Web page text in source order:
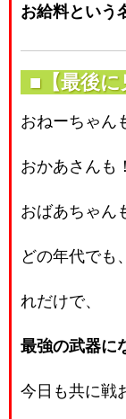
お給料という
■【最後に
おねーちゃん
おかあさんも！
おばあちゃん
どの年代でも
れだけで、
最強の武器に
今日も共に戦